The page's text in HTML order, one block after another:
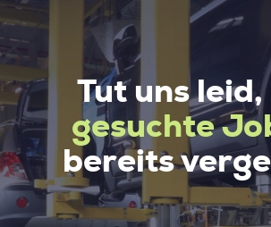
Tut uns
gesuchte
bereits